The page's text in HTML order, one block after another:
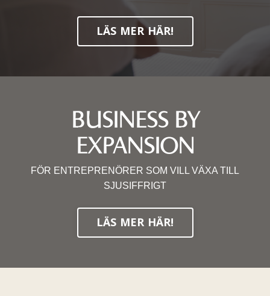
LÄS MER HÄR!
BUSINESS BY
EXPANSION
FÖR ENTREPRENÖRER SOM VILL VÄXA TILL
SJUSIFFRIGT
LÄS MER HÄR!